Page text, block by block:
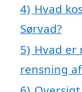
4) Hvad
Sørvad?
5) Hvad er
rensning